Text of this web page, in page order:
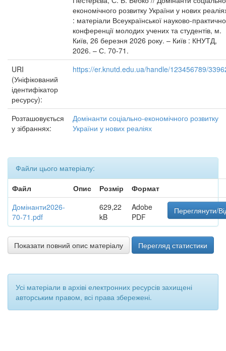
економічного розвитку України у нових
: матеріали Всеукраїнської науково-
конференції молодих учених та студентів, м.
Київ, 26 березня 2026 року. – Київ : КНУТД,
2026. – С. 70-71.
URI
(Уніфікований
ідентифікатор
ресурсу):
https://er.knutd.edu.ua/handle/123456789/
Розташовується
у зібраннях:
Домінанти соціально-економічного розвитку
України у нових реаліях
Файли цього матеріалу:
Файл
Опис Розмір
Формат
Домінанти2026-
70-71.pdf
629,22
kB
Adobe
PDF
Переглянути/
Показати повний опис матеріалу Перегляд статистики
Усі матеріали в архіві електронних ресурсів захищені
авторським правом, всі права збережені.